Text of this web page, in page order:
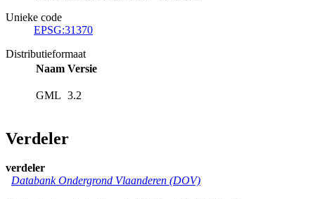
Unieke code
EPSG:31370
Distributieformaat
Naam Versie
GML 3.2
Verdeler
verdeler
Databank Ondergrond Vlaanderen (DOV)